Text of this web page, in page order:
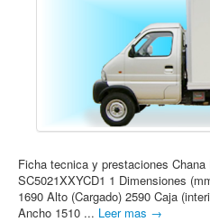
Ficha tecnica y prestaciones
SC5021XXYCD1 1 Dimensiones
1690 Alto (Cargado) 2590 Caja
Ancho 1510 ... Leer mas →